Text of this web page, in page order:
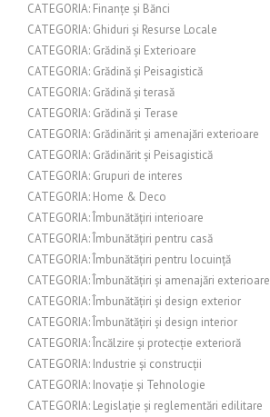
CATEGORIA: Finanțe și Bănci
CATEGORIA: Ghiduri și Resurse Locale
CATEGORIA: Grădină și Exterioare
CATEGORIA: Grădină și Peisagistică
CATEGORIA: Grădină și terasă
CATEGORIA: Grădină și Terase
CATEGORIA: Grădinărit și amenajări exterioare
CATEGORIA: Grădinărit și Peisagistică
CATEGORIA: Grupuri de interes
CATEGORIA: Home & Deco
CATEGORIA: Îmbunătățiri interioare
CATEGORIA: Îmbunătățiri pentru casă
CATEGORIA: Îmbunătățiri pentru locuință
CATEGORIA: Îmbunătățiri și amenajări exterioare
CATEGORIA: Îmbunătățiri și design exterior
CATEGORIA: Îmbunătățiri și design interior
CATEGORIA: Încălzire și protecție exterioră
CATEGORIA: Industrie și construcții
CATEGORIA: Inovație și Tehnologie
CATEGORIA: Legislație și reglementări edilitare